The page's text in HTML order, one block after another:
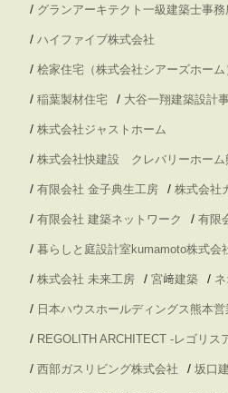
/ グランアーキテクト一級建築士事務
/ ハイファイブ株式会社
/ 桧家住宅（株式会社シアーズホーム
/ 稲葉製材住宅 / 大谷一翔建築設計
/ 株式会社ジャストホーム
/ 株式会社快建設 クレバリーホーム
/ 有限会社 金子典生工房 / 株式会社
/ 有限会社 建築ネットワーク / 有限
/ 暮らしと庭設計室kumamoto株式会
/ 株式会社 未来工房 / 宮﨑建築 /
/ 日本ハウスホールディングス熊本営
/ REGOLITH ARCHITECT -レゴリス
/ 西部ガスリビング株式会社 / 坂口